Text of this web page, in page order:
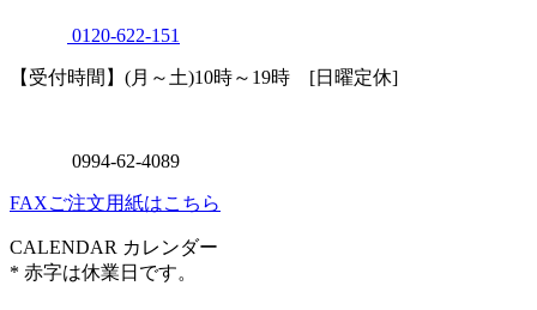
0120-622-151
【受付時間】(月～土)10時～19時 [日曜定休]
0994-62-4089
FAXご注文用紙はこちら
CALENDAR カレンダー
* 赤字は休業日です。